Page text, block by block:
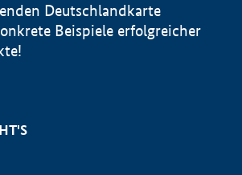
Deutschlandkarte
Beispiele erfolgreicher